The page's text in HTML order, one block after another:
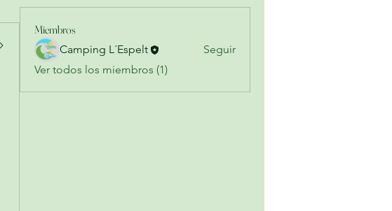
Miembros
Camping L´Espelt
Seguir
Ver todos los miembros (1)